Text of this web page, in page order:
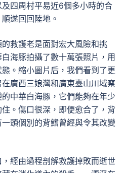
四周村平易近6個多小時的合
遂回回陸地。
救護老是面對宏大風險和挑
海豚拍攝了數十萬張照片，用
。縮小圖片后，我們看到了更
廣西三娘灣和廣東臺山川域察
中華白海豚，它們能夠在年少
。傷口很深，即便愈合了，背
頭個別的背鰭曾經與令其改變
經由過程剖解救護掉敗而逝世